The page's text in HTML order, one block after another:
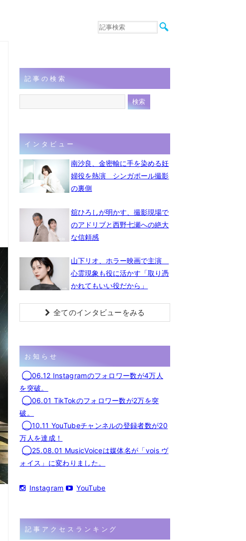
音楽
連載
フォト
記事の検索
インタビュー
南沙良、金密輸に手を染める妊
婦役を熱演 シンガポール撮影
の裏側
舘ひろしが明かす、撮影現場で
のアドリブと西野七瀬への絶大
な信頼感
山下リオ、ホラー映画で主演
心霊現象も役に活かす「取り憑
かれてもいい役だから」
全てのインタビューをみる
お知らせ
◯06.12 Instagramのフォロワー数が4万人
を突破。
◯06.01 TikTokのフォロワー数が2万を突
破。
◯10.11 YouTubeチャンネルの登録者数が20
万人を達成！
◯25.08.01 MusicVoiceは媒体名が「vois ヴ
ォイス」に変わりました。
Instagram YouTube
記事アクセスランキング